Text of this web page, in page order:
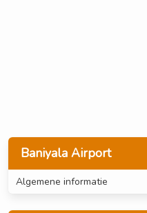
Baniyala Airport
Algemene informatie